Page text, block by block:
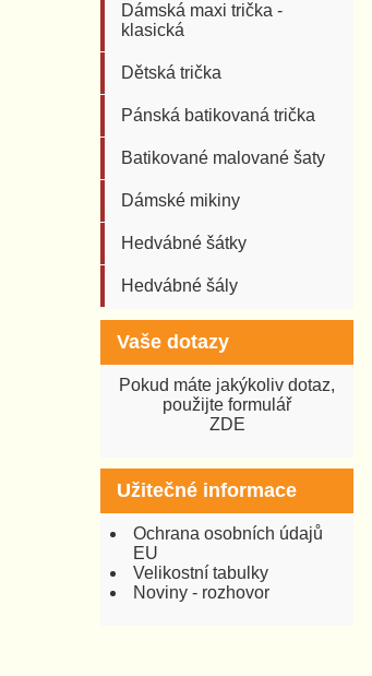
Dámská maxi trička -
klasická
Dětská trička
Pánská batikovaná trička
Batikované malované šaty
Dámské mikiny
Hedvábné šátky
Hedvábné šály
Vaše dotazy
Pokud máte jakýkoliv dotaz,
použijte formulář
ZDE
Užitečné informace
Ochrana osobních údajů
EU
Velikostní tabulky
Noviny - rozhovor